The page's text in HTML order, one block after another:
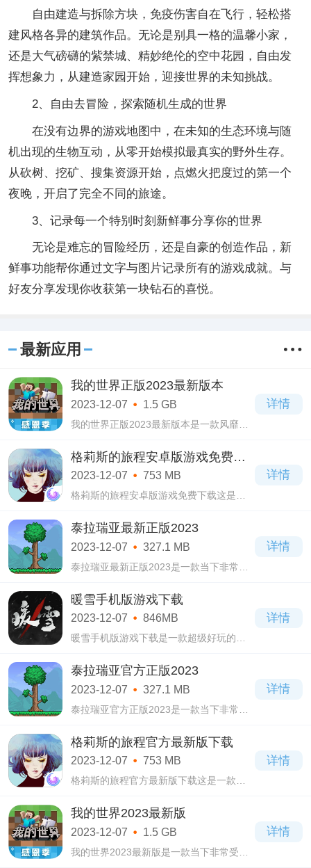
自由建造与拆除方块，免疫伤害自在飞行，轻松搭
建风格各异的建筑作品。无论是别具一格的温馨小家，
还是大气磅礴的紫禁城、精妙绝伦的空中花园，自由发
挥想象力，从建造家园开始，迎接世界的未知挑战。
2、自由去冒险，探索随机生成的世界
在没有边界的游戏地图中，在未知的生态环境与随
机出现的生物互动，从零开始模拟最真实的野外生存。
从砍树、挖矿、搜集资源开始，点燃火把度过的第一个
夜晚，开启了完全不同的旅途。
3、记录每一个特别时刻新鲜事分享你的世界
无论是难忘的冒险经历，还是自豪的创造作品，新
鲜事功能帮你通过文字与图片记录所有的游戏成就。与
好友分享发现你收获第一块钻石的喜悦。
最新应用
我的世界正版2023最新版本
2023-12-07 1.5 GB
我的世界正版2023最新版本是一款风靡全
最新版本游戏当中采用的是一个个不同材
质的立体方块所组成的世界，玩法非常自
由，你可
详情
格莉斯的旅程安卓版游戏免费下
载
2023-12-07 753 MB
格莉斯的旅程安卓版游戏免费下载这是一
程安卓版游戏免费下载玩家在这里将化身
为一个名叫格莉斯的少女，这个少女在生
活中经
详情
泰拉瑞亚最新正版2023
2023-12-07 327.1 MB
泰拉瑞亚最新正版2023是一款当下非常受
新正版2023游戏当中你可以选择自己小人
的形象，角色生成之后，就可以进入到一
个随机生
详情
暖雪手机版游戏下载
2023-12-07 846MB
暖雪手机版游戏下载是一款超级好玩的动
高清的画质，精美的游戏画面，海量的角
色供玩家自由选择
详情
泰拉瑞亚官方正版2023
2023-12-07 327.1 MB
泰拉瑞亚官方正版2023是一款当下非常热
方正版2023游戏当中你可以建造各种你想
象当中的一切，在这里有多个游戏地图可
以选择，
详情
格莉斯的旅程官方最新版下载
2023-12-07 753 MB
格莉斯的旅程官方最新版下载这是一款非
方最新版下载这个游戏的画面色彩非常丰
富，采用的是扁平化的风格，结合了一些
比较奇
详情
我的世界2023最新版
2023-12-07 1.5 GB
我的世界2023最新版是一款当下非常受欢
详情